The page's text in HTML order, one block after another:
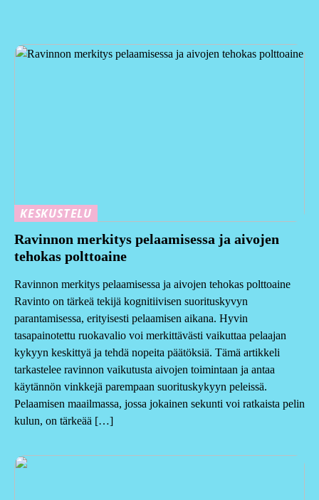
KESKUSTELU
Ravinnon merkitys pelaamisessa ja aivojen
tehokas polttoaine
Ravinnon merkitys pelaamisessa ja aivojen tehokas polttoaine
Ravinto on tärkeä tekijä kognitiivisen suorituskyvyn
parantamisessa, erityisesti pelaamisen aikana. Hyvin
tasapainotettu ruokavalio voi merkittävästi vaikuttaa pelaajan
kykyyn keskittyä ja tehdä nopeita päätöksiä. Tämä artikkeli
tarkastelee ravinnon vaikutusta aivojen toimintaan ja antaa
käytännön vinkkejä parempaan suorituskykyyn peleissä.
Pelaamisen maailmassa, jossa jokainen sekunti voi ratkaista pelin
kulun, on tärkeää […]